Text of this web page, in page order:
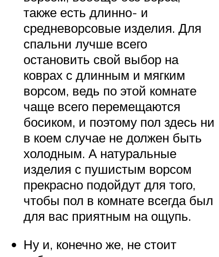
также есть длинно- и
средневорсовые изделия. Для
спальни лучше всего
остановить свой выбор на
коврах с длинным и мягким
ворсом, ведь по этой комнате
чаще всего перемещаются
босиком, и поэтому пол здесь ни
в коем случае не должен быть
холодным. А натуральные
изделия с пушистым ворсом
прекрасно подойдут для того,
чтобы пол в комнате всегда был
для вас приятным на ощупь.
Ну и, конечно же, не стоит